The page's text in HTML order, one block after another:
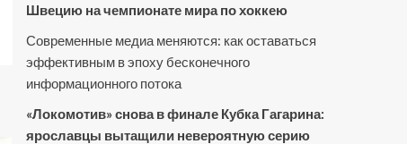
Швецию на чемпионате мира по хоккею
Современные медиа меняются: как оставаться
эффективным в эпоху бесконечного
информационного потока
«Локомотив» снова в финале Кубка Гагарина:
ярославцы вытащили невероятную серию